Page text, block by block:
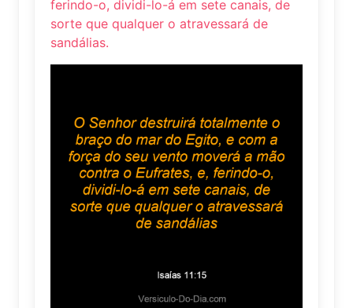
ferindo-o, dividi-lo-á em sete canais, de
sorte que qualquer o atravessará de
sandálias.